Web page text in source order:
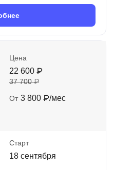
Цена
22 600 ₽
37 700 ₽
От 3 800 ₽/мес
Старт
18 сентября